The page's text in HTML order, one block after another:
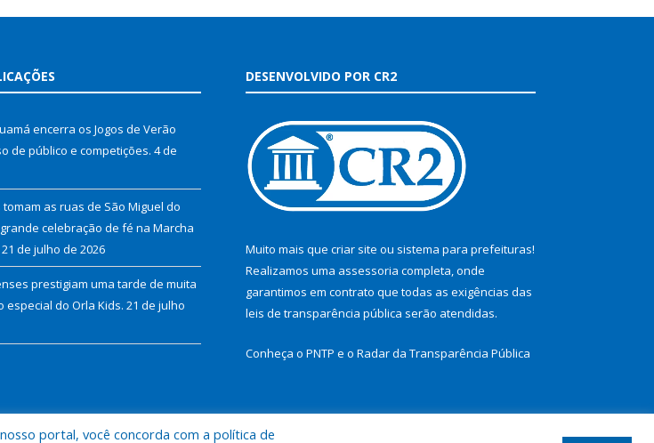
encerra os Jogos de Verão
de público e competições. 4 de
as ruas de São Miguel do
celebração de fé na Marcha
21 de julho de 2026
prestigiam uma tarde de muita
especial do Orla Kids. 21 de julho
DESENVOLVIDO POR CR2
Muito mais que criar site ou sistema para prefeituras!
Realizamos uma assessoria completa, onde
garantimos em contrato que todas as exigências das
leis de transparência pública serão atendidas.
Conheça o PNTP e o Radar da Transparência Pública
portal, você concorda com a política de